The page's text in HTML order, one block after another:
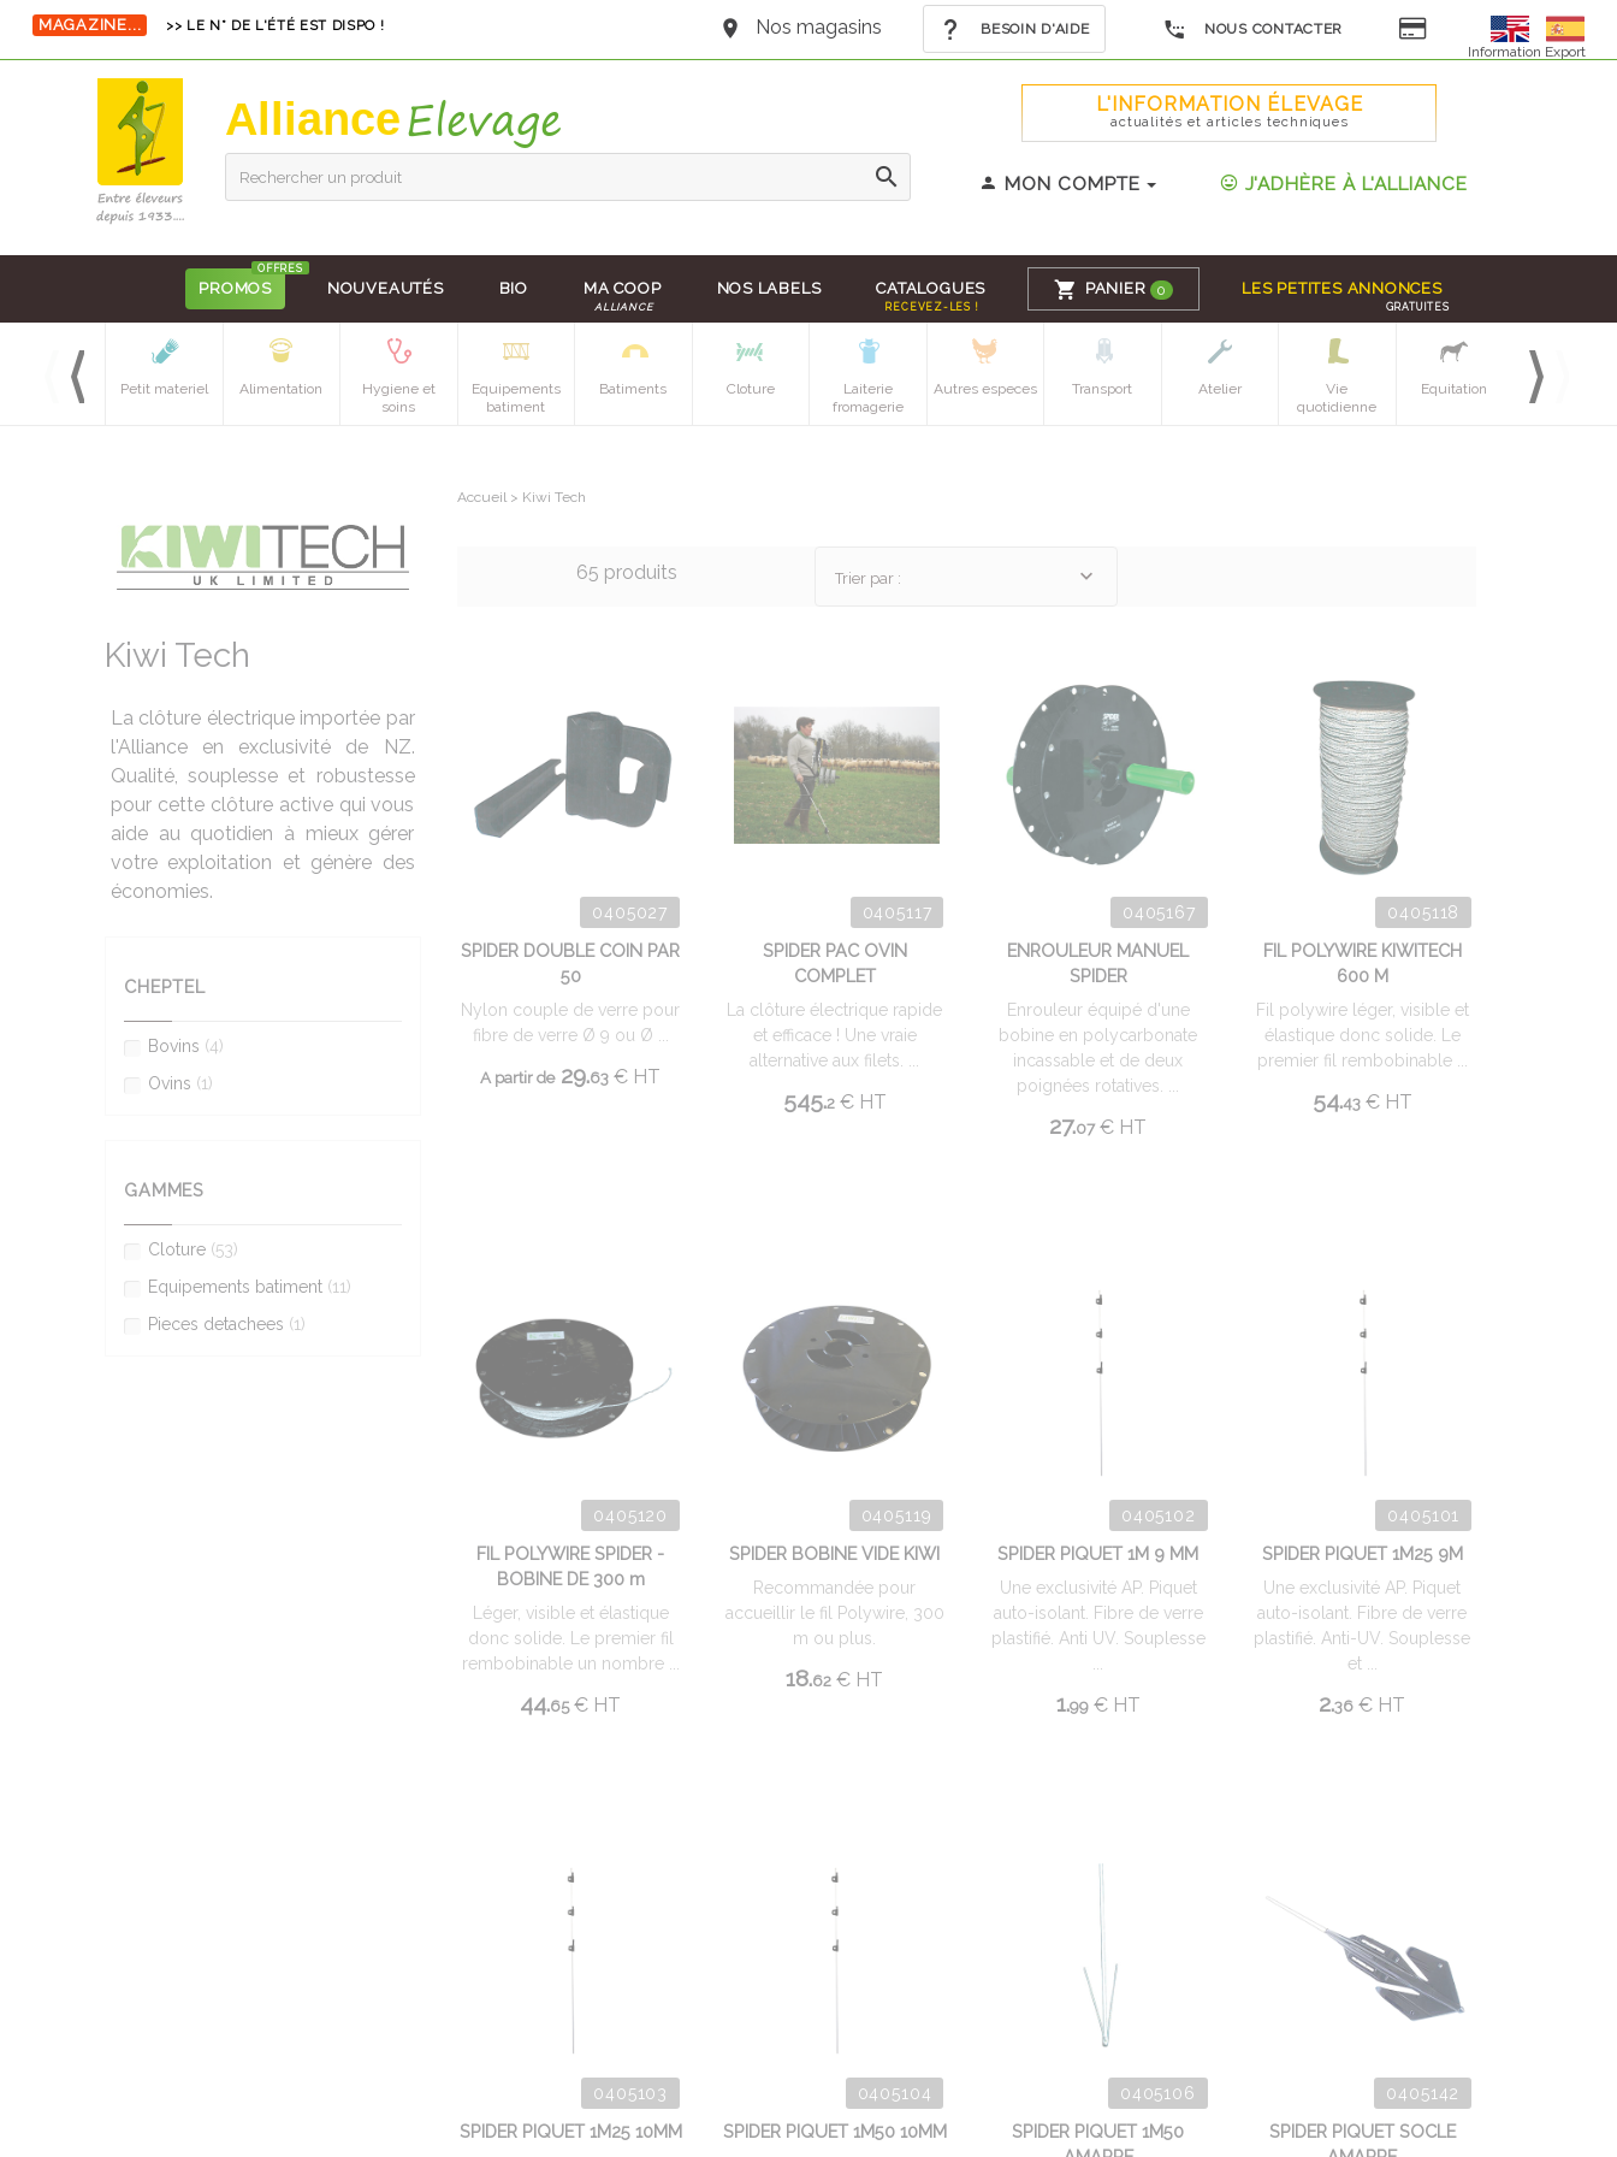
MAGAZINE... >> LE N° DE L'ÉTÉ EST DISPO ! Nos magasins BESOIN D'AIDE
NOUS CONTACTER
Information Export
Alliance
Rechercher un produit
L'INFORMATION ÉLEVAGE
actualités et articles techniques
MON COMPTE J'ADHÈRE À L'ALLIANCE
PROMOS
OFFRES
NOUVEAUTÉS BIO MA COOP
ALLIANCE
NOS LABELS CATALOGUES
RECEVEZ-LES !
PANIER 0 LES PETITES ANNONCES
GRATUITES
Petit materiel Alimentation
Hygiene et
soins
Equipements
batiment
Batiments Cloture
Laiterie
fromagerie
Autres especes Transport Atelier
Vie
quotidienne
Equitation Espaces verts
Accueil > Kiwi Tech
65 produits Trier par :
0405027
SPIDER DOUBLE COIN PAR
50
Nylon couple de verre pour
fibre de verre Ø 9 ou Ø ...
A partir de29.63 € HT
0405117
SPIDER PAC OVIN
COMPLET
La clôture électrique rapide
et efficace ! Une vraie
alternative aux filets. ...
545.2 €HT
0405167
ENROULEUR MANUEL
SPIDER
Enrouleur équipé d'une
bobine en polycarbonate
incassable et de deux
poignées rotatives. ...
27.07 € HT
0405118
FIL POLYWIRE KIWITECH
600 M
Fil polywire léger, visible et
élastique donc solide. Le
premier fil rembobinable ...
54.43 €HT
0405120
FIL POLYWIRE SPIDER -
BOBINE DE 300 m
Léger, visible et élastique
donc solide. Le premier fil
rembobinable un nombre ...
44.65 € HT
0405119
SPIDER BOBINE VIDE KIWI
Recommandée pour
accueillir le fil Polywire, 300
m ou plus.
18.62 € HT
0405102
SPIDER PIQUET 1M 9 MM
Une exclusivité AP. Piquet
auto-isolant. Fibre de verre
plastifié. Anti UV. Souplesse
1.99 €HT
0405101
SPIDER PIQUET 1M25 9M
Une exclusivité AP. Piquet
auto-isolant. Fibre de verre
plastifié. Anti-UV. Souplesse
et ...
2.36 € HT
0405103
SPIDER PIQUET 1M25 10MM
0405104
SPIDER PIQUET 1M50 10MM
0405106
SPIDER PIQUET 1M50
0405142
SPIDER PIQUET SOCLE
Kiwi Tech
La clôture électrique importée par
l'Alliance en exclusivité de NZ.
Qualité, souplesse et robustesse
pour cette clôture active qui vous
aide au quotidien à mieux gérer
votre exploitation et génère des
économies.
CHEPTEL
Bovins (4)
Ovins (1)
GAMMES
Cloture (53)
Equipements batiment (11)
Pieces detachees (1)